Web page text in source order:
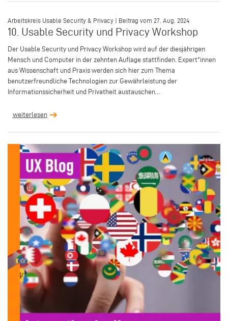
Arbeitskreis Usable Security & Privacy | Beitrag vom 27. Aug. 2024
10. Usable Security und Privacy Workshop
Der Usable Security und Privacy Workshop wird auf der diesjährigen
Mensch und Computer in der zehnten Auflage stattfinden. Expert*innen
aus Wissenschaft und Praxis werden sich hier zum Thema
benutzerfreundliche Technologien zur Gewährleistung der
Informationssicherheit und Privatheit austauschen...
weiterlesen